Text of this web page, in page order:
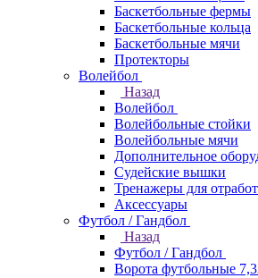
Баскетбольные фермы
Баскетбольные кольца
Баскетбольные мячи
Протекторы
Волейбол
Назад
Волейбол
Волейбольные стойки
Волейбольные мячи
Дополнительное
Судейские вышки
Тренажеры для
Аксессуары
Футбол / Гандбол
Назад
Футбол / Гандбол
Ворота футбольные